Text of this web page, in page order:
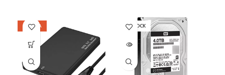
OFERTA SIN STOCK